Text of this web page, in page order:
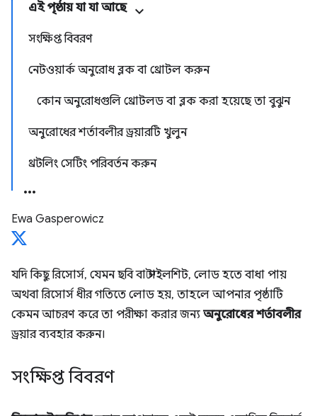
এই পৃষ্ঠায় যা যা আছে
সংক্ষিপ্ত বিবরণ
নেটওয়ার্ক অনুরোধ ব্লক বা থ্রোটল করুন
কোন অনুরোধগুলি থ্রোটলড বা ব্লক করা হয়েছে তা বুঝুন
অনুরোধের শর্তাবলীর ড্রয়ারটি খুলুন
থ্রটলিং সেটিং পরিবর্তন করুন
Ewa Gasperowicz
যদি কিছু রিসোর্স, যেমন ছবি বা স্টাইলশিট, লোড হতে বাধা পায়
অথবা রিসোর্স ধীর গতিতে লোড হয়, তাহলে আপনার পৃষ্ঠাটি
কেমন আচরণ করে তা পরীক্ষা করার জন্য অনুরোধের শর্তাবলীর
ড্রয়ার ব্যবহার করুন।
সংক্ষিপ্ত বিবরণ